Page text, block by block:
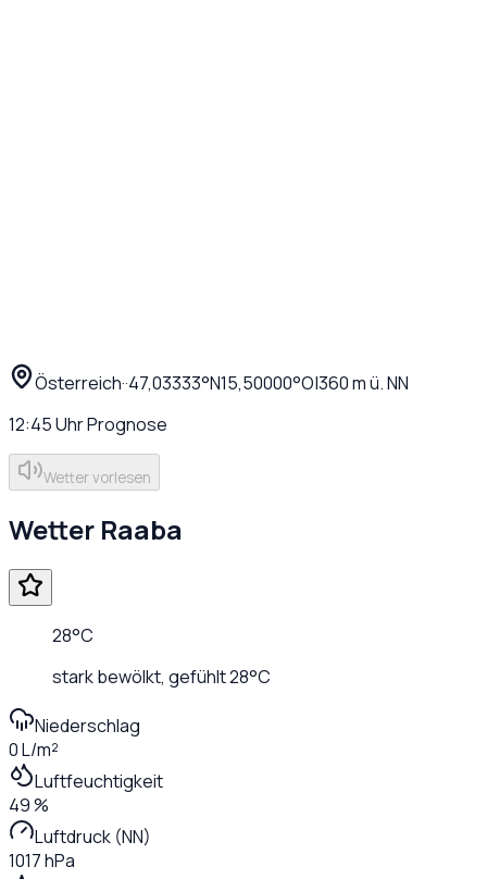
Österreich··47,03333°N15,50000°O|360m ü. NN
12:45UhrPrognose
Wetter vorlesen
Wetter Raaba
28°C
stark bewölkt, gefühlt28°C
Niederschlag
0 L/m²
Luftfeuchtigkeit
49 %
Luftdruck (NN)
1017 hPa